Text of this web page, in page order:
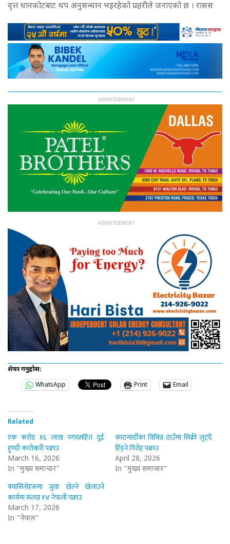
वृत्त थानकोटबाट थप अनुसन्धान भइरहेको प्रहरीले जनाएको छ । रासस
शेयर गर्नुहोस:
WhatsApp
Print Email
Related
एक करोड १६ लाख नगदसहित दुई
हुण्डी कारोबारी पक्राउ
March 16, 2026
In "मुख्य समाचार"
काठमाडौँका विभिन्न ठाउँमा सिक्री लुट्दै
हिँड्ने गिरोह पक्राउ
April 28, 2026
In "मुख्य समाचार"
क्यासिनोहरूमा जुवा खेल्ने खेलाउने
कार्यमा संलग्न १४ नेपाली पक्राउ
March 17, 2026
In "नेपाल"